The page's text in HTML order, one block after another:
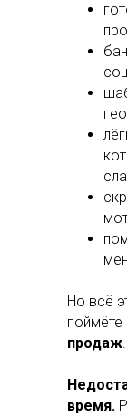
Но всё
поймёте
продаж.
время.